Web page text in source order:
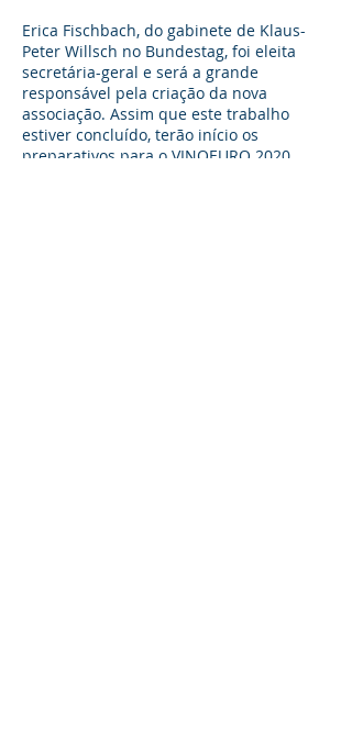
Erica Fischbach, do gabinete de Klaus-
Peter Willsch no Bundestag, foi eleita
secretária-geral e será a grande
responsável pela criação da nova
associação. Assim que este trabalho
estiver concluído, terão início os
preparativos para o VINOEURO 2020